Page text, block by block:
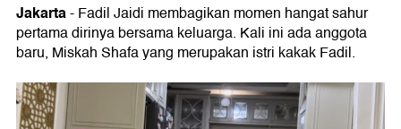
Jakarta- Fadil Jaidi membagikan momen hangat sahur
pertama dirinya bersama keluarga. Kali ini ada anggota
baru, Miskah Shafa yang merupakan istri kakak Fadil.